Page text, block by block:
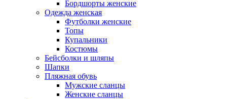
Бордшорты женские
Одежда женская
Футболки женские
Топы
Купальники
Костюмы
Бейсболки и шляпы
Шапки
Пляжная обувь
Мужские сланцы
Женские сланцы